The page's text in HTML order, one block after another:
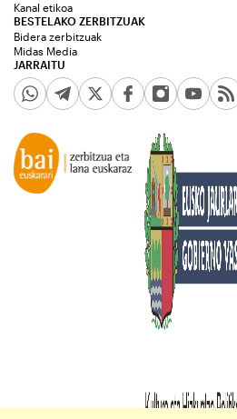
JARRAITU
Kanal etikoa
BESTELAKO ZERBITZUAK
Bidera zerbitzuak
Midas Media